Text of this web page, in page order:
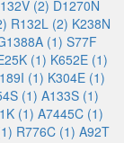
(2) D1270N
R132L (2) K238N
(1) S77F
(1) K652E (1)
(1) K304E (1)
(1) A133S (1)
(1) A7445C (1)
R776C (1) A92T